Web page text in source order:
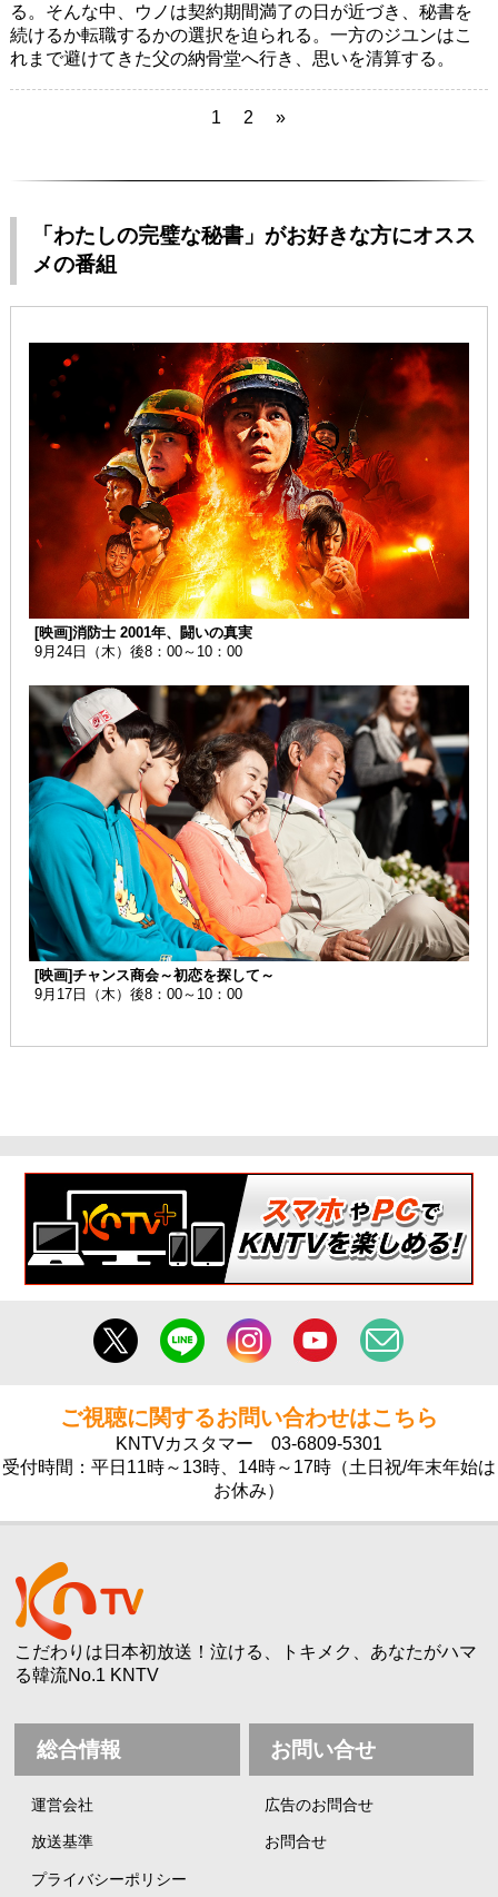
る。そんな中、ウノは契約期間満了の日が近づき、秘書を
続けるか転職するかの選択を迫られる。一方のジユンはこ
れまで避けてきた父の納骨堂へ行き、思いを清算する。
1 2 »
「わたしの完璧な秘書」がお好きな方にオスス
メの番組
[映画]消防士 2001年、闘いの真実
9月24日（木）後8：00～10：00
[映画]チャンス商会～初恋を探して～
9月17日（木）後8：00～10：00
ご視聴に関するお問い合わせはこちら
KNTVカスタマー 03-6809-5301
受付時間：平日11時～13時、14時～17時（土日祝/年末年始は
お休み）
こだわりは日本初放送！泣ける、トキメク、あなたがハマ
る韓流No.1 KNTV
総合情報
運営会社
放送基準
プライバシーポリシー
お問い合せ
広告のお問合せ
お問合せ